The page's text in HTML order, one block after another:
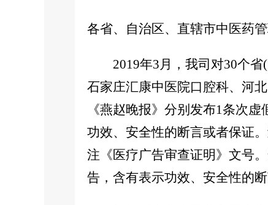
各省、自治区、直辖市中医药
2019年3月，我司对30个省(
石家庄汇康中医院口腔科、河
《燕赵晚报》分别发布1条次
功效、安全性的断言或者保证
注《医疗广告审查证明》文号
告，含有表示功效、安全性的断